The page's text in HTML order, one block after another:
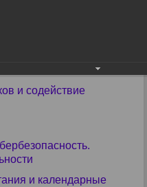
и содействие
и календарные